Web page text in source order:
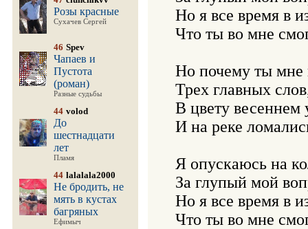
Розы красные
Сухачев Сергей
46 Spev
Чапаев и
Пустота
(роман)
Разные судьбы
44 volod
До
шестнадцати
лет
Пламя
44 lalalala2000
Не бродить, не
мять в кустах
багряных
Ефимыч
Но я все время в
Что ты во мне
Но почему ты мне
Трех главных
В цвету весеннем
И на реке
Я опускаюсь на
За глупый мой
Но я все время в
Что ты во мне